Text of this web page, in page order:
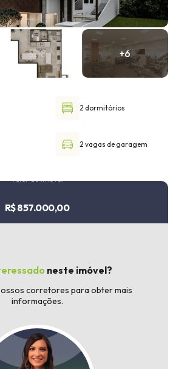
30.000,00até 1.000.000,00 ou +
2 dormitórios
2 vagas de garagem
R$ 857.000,00
neste imóvel?
corretores para obter mais
informações.